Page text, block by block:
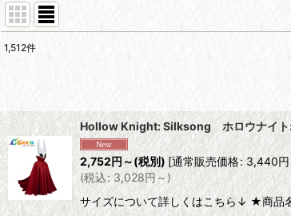
1,512件
Hollow Knight: Silksong ホロウナイ
2,752円～(税別) [通常販売価格: 3,440円
(税込: 3,028円～)
サイズについて詳しくはこちら↓ ★商